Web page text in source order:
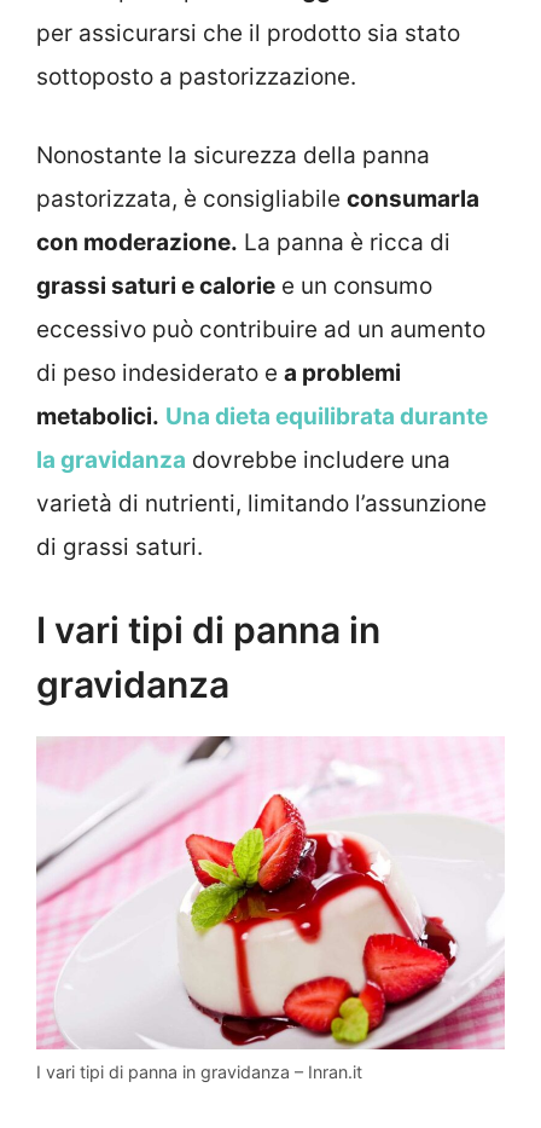
per assicurarsi che il prodotto sia stato
sottoposto a pastorizzazione.
Nonostante la sicurezza della panna
pastorizzata, è consigliabile consumarla
con moderazione. La panna è ricca di
grassi saturi e calorie e un consumo
eccessivo può contribuire ad un aumento
di peso indesiderato e a problemi
metabolici. Una dieta equilibrata durante
la gravidanza dovrebbe includere una
varietà di nutrienti, limitando l’assunzione
di grassi saturi.
I vari tipi di panna in
gravidanza
I vari tipi di panna in gravidanza – Inran.it